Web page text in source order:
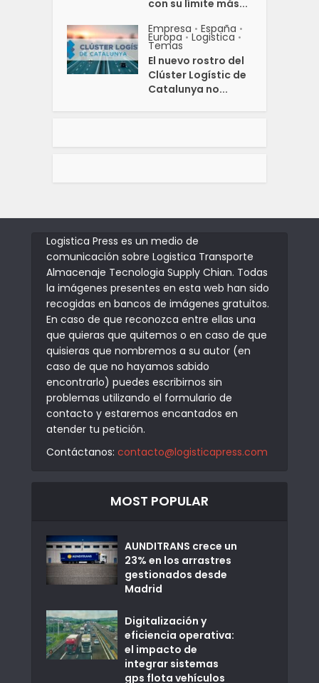
con su límite más...
Empresa • España •
Europa • Logistica •
Temas
El nuevo rostro del
Clúster Logístic de
Catalunya no...
Logistica Press es un medio de
comunicación sobre Logistica Transporte
Almacenaje Tecnologia Supply Chian. Todas
la imágenes presentes en esta web han sido
recogidas en bancos de imágenes gratuitos.
En caso de que reconozca entre ellas una
que quieras que quitemos o en caso de que
quisieras que nombremos a su autor (en
caso de que no hayamos sabido
encontrarlo) puedes escribirnos sin
problemas utilizando el formulario de
contacto y estaremos encantados en
atender tu petición.
Contáctanos: contacto@logisticapress.com
MOST POPULAR
AUNDITRANS crece un
23% en los arrastres
gestionados desde
Madrid
Digitalización y
eficiencia operativa:
el impacto de
integrar sistemas
gps flota vehículos